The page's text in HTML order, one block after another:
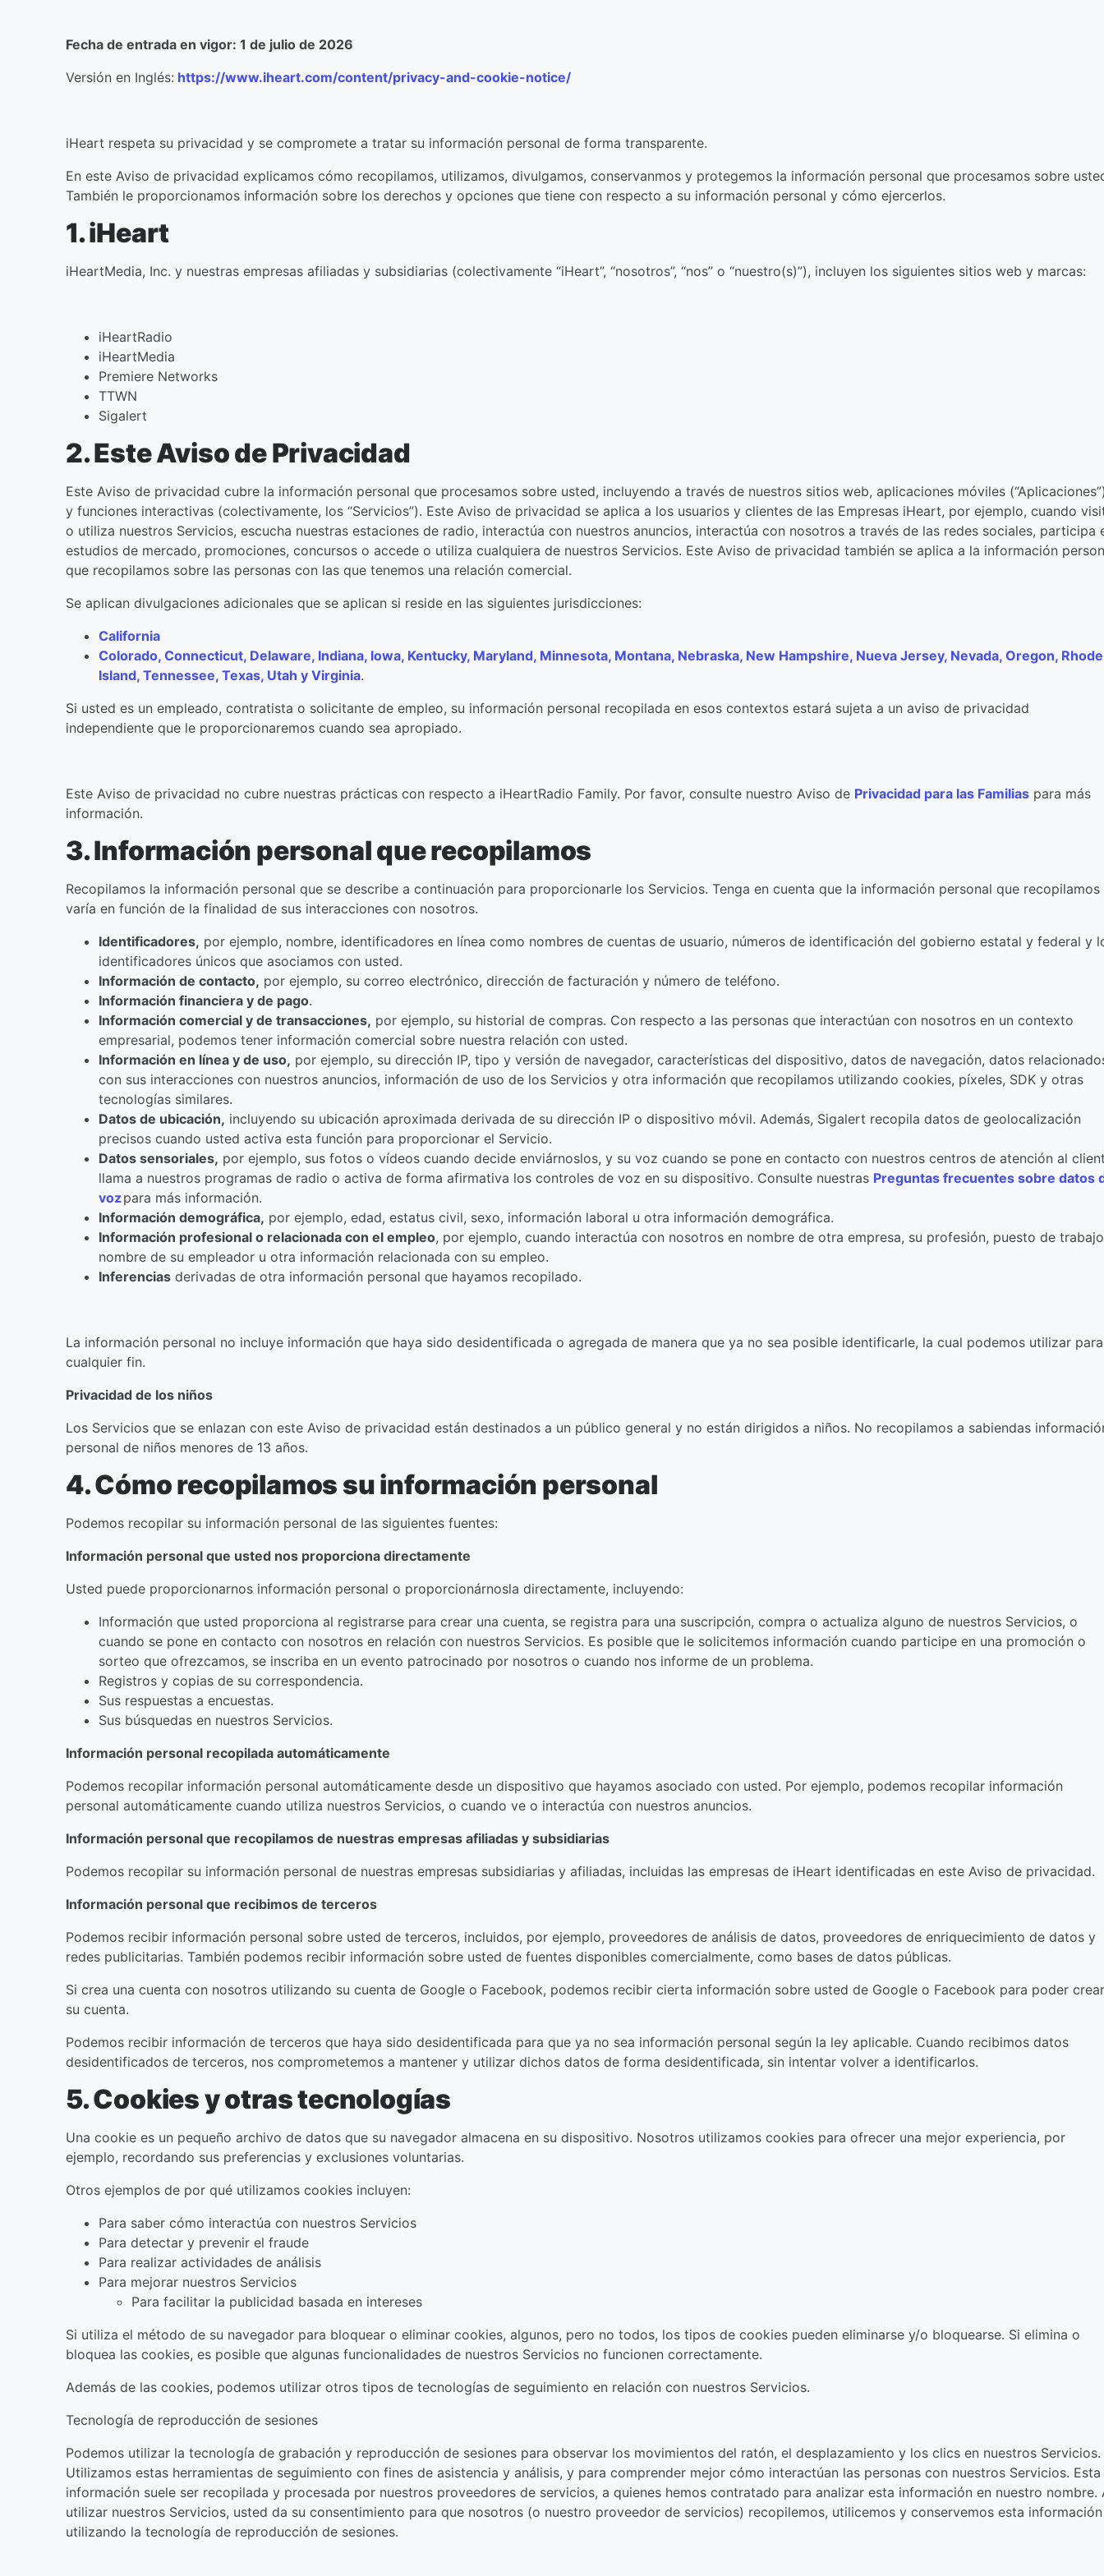
Fecha de entrada en vigor: 1 de julio de 2026
Versión en Inglés: https://www.iheart.com/content/privacy-and-cookie-notice/
iHeart respeta su privacidad y se compromete a tratar su información personal de forma transparente.
En este Aviso de privacidad explicamos cómo recopilamos, utilizamos, divulgamos, conservanmos y protegemos la información personal que procesamos sobre
También le proporcionamos información sobre los derechos y opciones que tiene con respecto a su información personal y cómo ejercerlos.
1. iHeart
iHeartMedia, Inc. y nuestras empresas afiliadas y subsidiarias (colectivamente “iHeart”, “nosotros”, “nos” o “nuestro(s)”), incluyen los siguientes sitios web y marcas:
iHeartRadio
iHeartMedia
Premiere Networks
TTWN
Sigalert
2. Este Aviso de Privacidad
Este Aviso de privacidad cubre la información personal que procesamos sobre usted, incluyendo a través de nuestros sitios web, aplicaciones móviles
y funciones interactivas (colectivamente, los “Servicios”). Este Aviso de privacidad se aplica a los usuarios y clientes de las Empresas iHeart, por ejemplo, cuando
o utiliza nuestros Servicios, escucha nuestras estaciones de radio, interactúa con nuestros anuncios, interactúa con nosotros a través de las redes sociales, participa
estudios de mercado, promociones, concursos o accede o utiliza cualquiera de nuestros Servicios. Este Aviso de privacidad también se aplica a la información
que recopilamos sobre las personas con las que tenemos una relación comercial.
Se aplican divulgaciones adicionales que se aplican si reside en las siguientes jurisdicciones:
California
Colorado, Connecticut, Delaware, Indiana, Iowa, Kentucky, Maryland, Minnesota, Montana, Nebraska, New Hampshire, Nueva Jersey, Nevada, Oregon, Rhode
Island, Tennessee, Texas, Utah y Virginia.
Si usted es un empleado, contratista o solicitante de empleo, su información personal recopilada en esos contextos estará sujeta a un aviso de privacidad
independiente que le proporcionaremos cuando sea apropiado.
Este Aviso de privacidad no cubre nuestras prácticas con respecto a iHeartRadio Family. Por favor, consulte nuestro Aviso de Privacidad para las Familias para más
información.
3. Información personal que recopilamos
Recopilamos la información personal que se describe a continuación para proporcionarle los Servicios. Tenga en cuenta que la información personal que recopilamos
varía en función de la finalidad de sus interacciones con nosotros.
Identificadores, por ejemplo, nombre, identificadores en línea como nombres de cuentas de usuario, números de identificación del gobierno estatal y federal y
identificadores únicos que asociamos con usted.
Información de contacto, por ejemplo, su correo electrónico, dirección de facturación y número de teléfono.
Información financiera y de pago.
Información comercial y de transacciones, por ejemplo, su historial de compras. Con respecto a las personas que interactúan con nosotros en un contexto
empresarial, podemos tener información comercial sobre nuestra relación con usted.
Información en línea y de uso, por ejemplo, su dirección IP, tipo y versión de navegador, características del dispositivo, datos de navegación, datos
con sus interacciones con nuestros anuncios, información de uso de los Servicios y otra información que recopilamos utilizando cookies, píxeles, SDK y otras
tecnologías similares.
Datos de ubicación, incluyendo su ubicación aproximada derivada de su dirección IP o dispositivo móvil. Además, Sigalert recopila datos de geolocalización
precisos cuando usted activa esta función para proporcionar el Servicio.
Datos sensoriales, por ejemplo, sus fotos o vídeos cuando decide enviárnoslos, y su voz cuando se pone en contacto con nuestros centros de atención al
llama a nuestros programas de radio o activa de forma afirmativa los controles de voz en su dispositivo. Consulte nuestras Preguntas frecuentes sobre datos
vozpara más información.
Información demográfica, por ejemplo, edad, estatus civil, sexo, información laboral u otra información demográfica.
Información profesional o relacionada con el empleo, por ejemplo, cuando interactúa con nosotros en nombre de otra empresa, su profesión, puesto de
nombre de su empleador u otra información relacionada con su empleo.
Inferencias derivadas de otra información personal que hayamos recopilado.
La información personal no incluye información que haya sido desidentificada o agregada de manera que ya no sea posible identificarle, la cual podemos utilizar para
cualquier fin.
Privacidad de los niños
Los Servicios que se enlazan con este Aviso de privacidad están destinados a un público general y no están dirigidos a niños. No recopilamos a sabiendas
personal de niños menores de 13 años.
4. Cómo recopilamos su información personal
Podemos recopilar su información personal de las siguientes fuentes:
Información personal que usted nos proporciona directamente
Usted puede proporcionarnos información personal o proporcionárnosla directamente, incluyendo:
Información que usted proporciona al registrarse para crear una cuenta, se registra para una suscripción, compra o actualiza alguno de nuestros Servicios, o
cuando se pone en contacto con nosotros en relación con nuestros Servicios. Es posible que le solicitemos información cuando participe en una promoción o
sorteo que ofrezcamos, se inscriba en un evento patrocinado por nosotros o cuando nos informe de un problema.
Registros y copias de su correspondencia.
Sus respuestas a encuestas.
Sus búsquedas en nuestros Servicios.
Información personal recopilada automáticamente
Podemos recopilar información personal automáticamente desde un dispositivo que hayamos asociado con usted. Por ejemplo, podemos recopilar información
personal automáticamente cuando utiliza nuestros Servicios, o cuando ve o interactúa con nuestros anuncios.
Información personal que recopilamos de nuestras empresas afiliadas y subsidiarias
Podemos recopilar su información personal de nuestras empresas subsidiarias y afiliadas, incluidas las empresas de iHeart identificadas en este Aviso de privacidad.
Información personal que recibimos de terceros
Podemos recibir información personal sobre usted de terceros, incluidos, por ejemplo, proveedores de análisis de datos, proveedores de enriquecimiento de datos y
redes publicitarias. También podemos recibir información sobre usted de fuentes disponibles comercialmente, como bases de datos públicas.
Si crea una cuenta con nosotros utilizando su cuenta de Google o Facebook, podemos recibir cierta información sobre usted de Google o Facebook para poder crear
su cuenta.
Podemos recibir información de terceros que haya sido desidentificada para que ya no sea información personal según la ley aplicable. Cuando recibimos datos
desidentificados de terceros, nos comprometemos a mantener y utilizar dichos datos de forma desidentificada, sin intentar volver a identificarlos.
5. Cookies y otras tecnologías
Una cookie es un pequeño archivo de datos que su navegador almacena en su dispositivo. Nosotros utilizamos cookies para ofrecer una mejor experiencia, por
ejemplo, recordando sus preferencias y exclusiones voluntarias.
Otros ejemplos de por qué utilizamos cookies incluyen:
Para saber cómo interactúa con nuestros Servicios
Para detectar y prevenir el fraude
Para realizar actividades de análisis
Para mejorar nuestros Servicios
Para facilitar la publicidad basada en intereses
Si utiliza el método de su navegador para bloquear o eliminar cookies, algunos, pero no todos, los tipos de cookies pueden eliminarse y/o bloquearse. Si elimina o
bloquea las cookies, es posible que algunas funcionalidades de nuestros Servicios no funcionen correctamente.
Además de las cookies, podemos utilizar otros tipos de tecnologías de seguimiento en relación con nuestros Servicios.
Tecnología de reproducción de sesiones
Podemos utilizar la tecnología de grabación y reproducción de sesiones para observar los movimientos del ratón, el desplazamiento y los clics en nuestros Servicios.
Utilizamos estas herramientas de seguimiento con fines de asistencia y análisis, y para comprender mejor cómo interactúan las personas con nuestros Servicios. Esta
información suele ser recopilada y procesada por nuestros proveedores de servicios, a quienes hemos contratado para analizar esta información en nuestro nombre.
utilizar nuestros Servicios, usted da su consentimiento para que nosotros (o nuestro proveedor de servicios) recopilemos, utilicemos y conservemos esta información
utilizando la tecnología de reproducción de sesiones.